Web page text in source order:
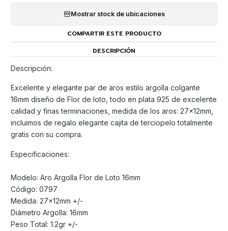
Mostrar stock de ubicaciones
COMPARTIR ESTE PRODUCTO
DESCRIPCIÓN
Descripción:
Excelente y elegante par de aros estilo argolla colgante
16mm diseño de Flor de loto, todo en plata 925 de excelente
calidad y finas terminaciones, medida de los aros: 27x12mm,
incluimos de regalo elegante cajita de terciopelo totalmente
gratis con su compra.
Especificaciones:
Modelo: Aro Argolla Flor de Loto 16mm
Código: 0797
Medida: 27x12mm +/-
Diámetro Argolla: 16mm
Peso Total: 1.2gr +/-